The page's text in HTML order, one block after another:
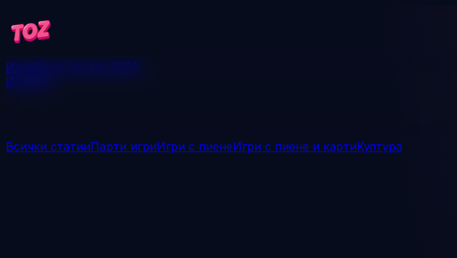
ИгриБлогСпечели 250$
Изтегли
Всички статииПарти игриИгри с пиенеИгри с пиене и картиКултура